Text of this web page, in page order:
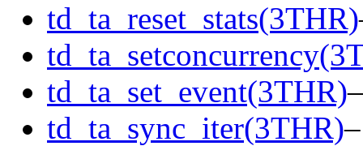
td_ta_reset_stats(3THR)
td_ta_set_event(3THR)
td_ta_sync_iter(3THR)